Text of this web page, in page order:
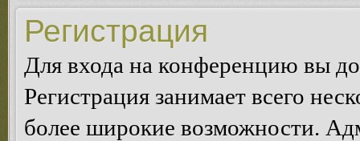
Регистрация
Для входа на конференцию вы
Регистрация занимает всего
более широкие возможности.